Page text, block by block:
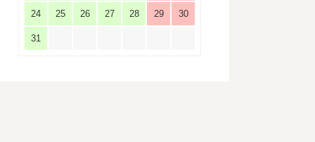
24 25 26 27 28 29 30
31